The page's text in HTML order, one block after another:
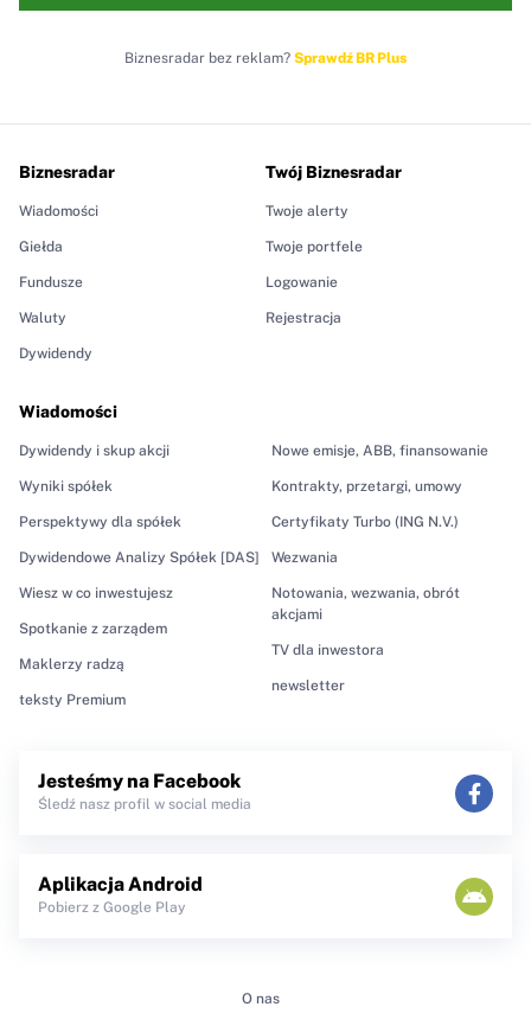
Biznesradar bez reklam? Sprawdź BR Plus
Biznesradar
Wiadomości
Giełda
Fundusze
Waluty
Dywidendy
Wiadomości
Dywidendy i skup akcji
Wyniki spółek
Perspektywy dla spółek
Dywidendowe Analizy Spółek [DAS]
Wiesz w co inwestujesz
Spotkanie z zarządem
Maklerzy radzą
teksty Premium
Nowe emisje, ABB, finansowanie
Kontrakty, przetargi, umowy
Certyfikaty Turbo (ING N.V.)
Wezwania
Notowania, wezwania, obrót
akcjami
TV dla inwestora
newsletter
Twój Biznesradar
Twoje alerty
Twoje portfele
Logowanie
Rejestracja
Jesteśmy na Facebook
Śledź nasz profil w social media
Aplikacja Android
Pobierz z Google Play
O nas